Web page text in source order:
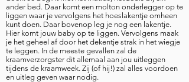
ander bed. Daar komt een molton onderlegger op te
liggen waar je vervolgens het hoeslakentje omheen
kunt doen. Daar bovenop leg je nog een lakentje.
Hier komt jouw baby op te liggen. Vervolgens maak
je het geheel af door het dekentje strak in het wiegje
te leggen. In de meeste gevallen zal de
kraamverzorgster dit allemaal aan jou uitleggen
tijdens de kraamweek. Zij (of hij!) zal alles voordoen
en uitleg geven waar nodig.